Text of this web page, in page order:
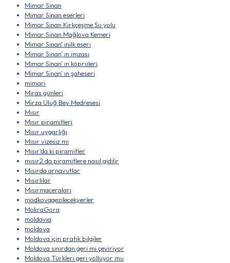
Mimar Sinan
Mimar Sinan eserleri
Mimar Sinan Kırkçeşme Su yolu
Mimar Sinan Mağlova Kemeri
Mimar Sinan' ınilk eseri
Mimar Sinan' ın imzası
Mimar Sinan' ın köprüleri
Mimar Sinan' ın şaheseri
mimari
Miras günleri
Mirza Uluğ Bey Medresesi
Mısır
Mısır piramitleri
Mısır uygarlığı
Mısır vizesiz mi
Mısır'da ki piramitler
mısır2 da piramitlere nasıl gidilir
Mısırda arnavutlar
Mısırlılar
Mısırmaceraları
modkovagezilecekyerler
MokraGora
moldavia
moldova
Moldova için pratik bilgiler
Moldova sınırdan geri mi çeviriyor
Moldova Türkleri geri yolluyor mu